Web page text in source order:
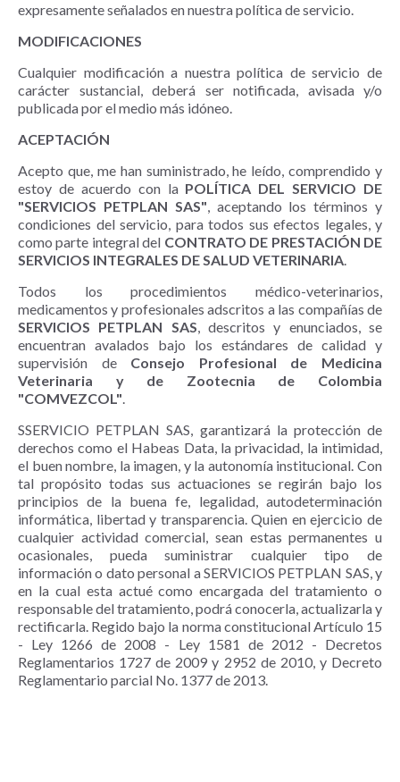
expresamente señalados en nuestra política de servicio.
MODIFICACIONES
Cualquier modificación a nuestra política de servicio de
carácter sustancial, deberá ser notificada, avisada y/o
publicada por el medio más idóneo.
ACEPTACIÓN
Acepto que, me han suministrado, he leído, comprendido y
estoy de acuerdo con la POLÍTICA DEL SERVICIO DE
"SERVICIOS PETPLAN SAS", aceptando los términos y
condiciones del servicio, para todos sus efectos legales, y
como parte integral del CONTRATO DE PRESTACIÓN DE
SERVICIOS INTEGRALES DE SALUD VETERINARIA.
Todos los procedimientos médico-veterinarios,
medicamentos y profesionales adscritos a las compañías de
SERVICIOS PETPLAN SAS, descritos y enunciados, se
encuentran avalados bajo los estándares de calidad y
supervisión de Consejo Profesional de Medicina
Veterinaria y de Zootecnia de Colombia
"COMVEZCOL".
SSERVICIO PETPLAN SAS, garantizará la protección de
derechos como el Habeas Data, la privacidad, la intimidad,
el buen nombre, la imagen, y la autonomía institucional. Con
tal propósito todas sus actuaciones se regirán bajo los
principios de la buena fe, legalidad, autodeterminación
informática, libertad y transparencia. Quien en ejercicio de
cualquier actividad comercial, sean estas permanentes u
ocasionales, pueda suministrar cualquier tipo de
información o dato personal a SERVICIOS PETPLAN SAS, y
en la cual esta actué como encargada del tratamiento o
responsable del tratamiento, podrá conocerla, actualizarla y
rectificarla. Regido bajo la norma constitucional Artículo 15
- Ley 1266 de 2008 - Ley 1581 de 2012 - Decretos
Reglamentarios 1727 de 2009 y 2952 de 2010, y Decreto
Reglamentario parcial No. 1377 de 2013.